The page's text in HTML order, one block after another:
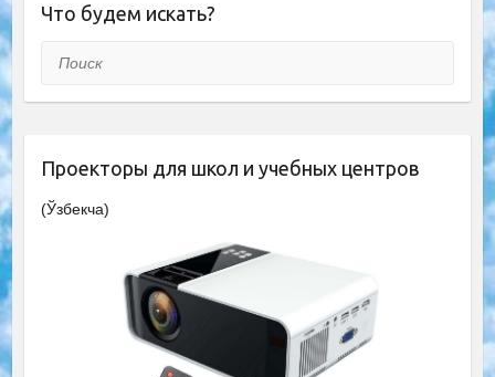
Что будем искать?
Поиск
Проекторы для школ и учебных центров
(Ўзбекча)